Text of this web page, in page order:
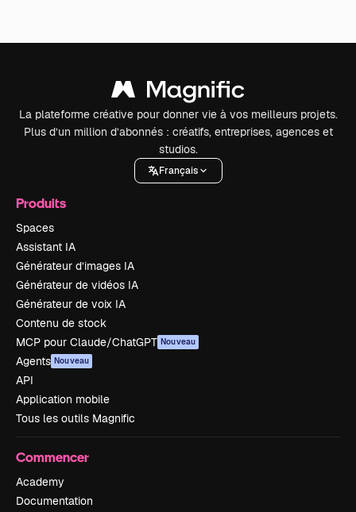
La plateforme créative pour donner vie à vos meilleurs projets.
Plus d’un million d’abonnés : créatifs, entreprises, agences et
studios.
Français
Produits
Spaces
Assistant IA
Générateur d’images IA
Générateur de vidéos IA
Générateur de voix IA
Contenu de stock
MCP pour Claude/ChatGPT Nouveau
Agents Nouveau
API
Application mobile
Tous les outils Magnific
Commencer
Academy
Documentation